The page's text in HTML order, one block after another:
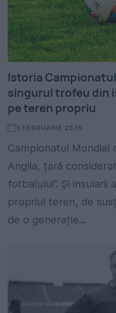
Istoria
singurul trofeu din
pe teren propriu
5 FEBRUARIE 2026
Campionatul Mondial
Anglia, țară
fotbalului”. Și
propriul teren, de
de o generație...